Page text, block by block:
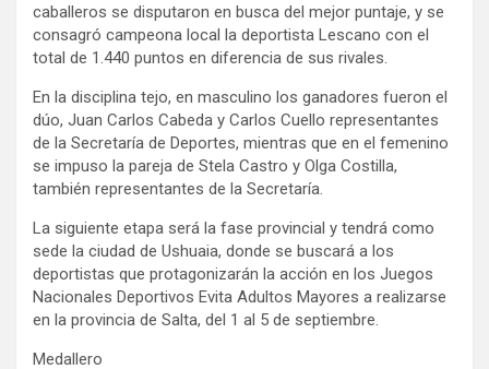
caballeros se disputaron en busca del mejor puntaje, y se
consagró campeona local la deportista Lescano con el
total de 1.440 puntos en diferencia de sus rivales.
En la disciplina tejo, en masculino los ganadores fueron el
dúo, Juan Carlos Cabeda y Carlos Cuello representantes
de la Secretaría de Deportes, mientras que en el femenino
se impuso la pareja de Stela Castro y Olga Costilla,
también representantes de la Secretaría.
La siguiente etapa será la fase provincial y tendrá como
sede la ciudad de Ushuaia, donde se buscará a los
deportistas que protagonizarán la acción en los Juegos
Nacionales Deportivos Evita Adultos Mayores a realizarse
en la provincia de Salta, del 1 al 5 de septiembre.
Medallero